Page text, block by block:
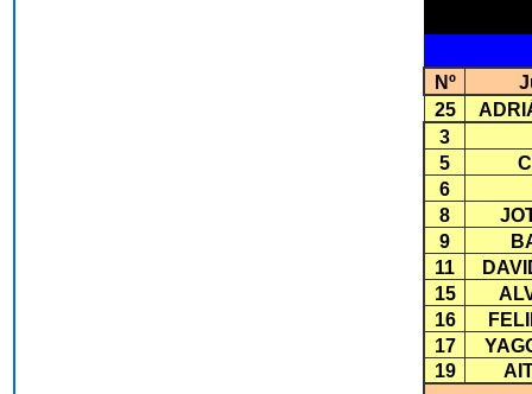
Nº
25
3
5
6
8
9
11
15
16
17
19